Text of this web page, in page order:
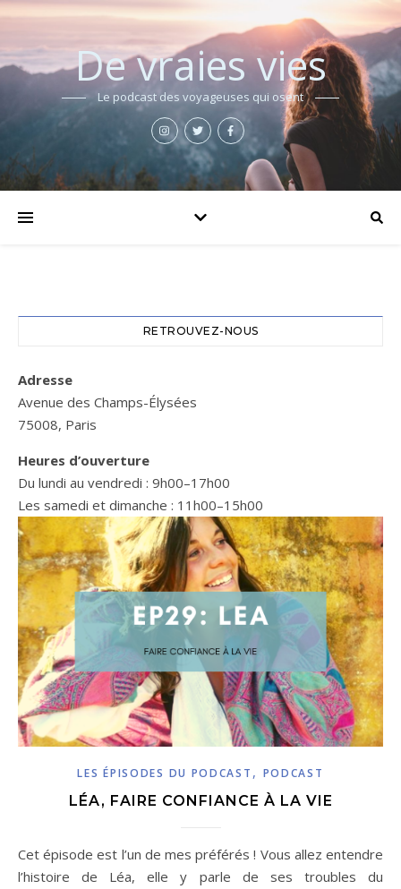
De vraies vies
Le podcast des voyageuses qui osent
RETROUVEZ-NOUS
Adresse
Avenue des Champs-Élysées
75008, Paris
Heures d’ouverture
Du lundi au vendredi : 9h00–17h00
Les samedi et dimanche : 11h00–15h00
LES ÉPISODES DU PODCAST , PODCAST
LÉA, FAIRE CONFIANCE À LA VIE
Cet épisode est l’un de mes préférés ! Vous allez entendre
l’histoire de Léa, elle y parle de ses troubles du